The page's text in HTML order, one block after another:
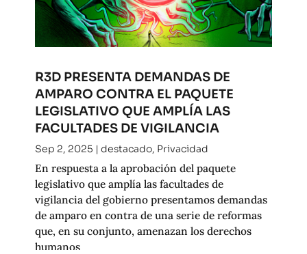
R3D PRESENTA DEMANDAS DE
AMPARO CONTRA EL PAQUETE
LEGISLATIVO QUE AMPLÍA LAS
FACULTADES DE VIGILANCIA
Sep 2, 2025 | destacado, Privacidad
En respuesta a la aprobación del paquete
legislativo que amplía las facultades de
vigilancia del gobierno presentamos demandas
de amparo en contra de una serie de reformas
que, en su conjunto, amenazan los derechos
humanos